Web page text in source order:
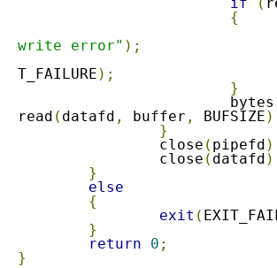
{
write error" );
T_FAILURE );
}
			bytes
read ( datafd , buffer , BUFSIZE
}
		close
( pipefd
		close
( datafd
}
else
{
exit (
}
return
0 ;
}